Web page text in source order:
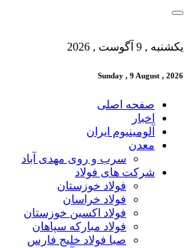
یکشنبه , 9 آگوست , 2026
Sunday , 9 August , 2026
صفحه اصلی
اخبار
آلومینیوم ایران
معدن
سرب و روی مهدی آباد
شرکت های فولاد
فولاد خوزستان
فولاد خراسان
فولاد اکسین خوزستان
فولاد مبارکه سپاهان
صبا فولاد خلیج فارس